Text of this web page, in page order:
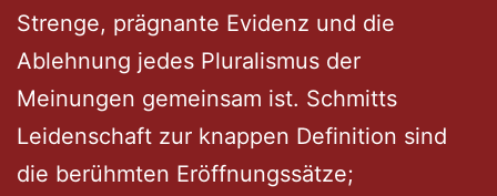
Strenge, prägnante Evidenz und die
Ablehnung jedes Pluralismus der
Meinungen gemeinsam ist. Schmitts
Leidenschaft zur knappen Definition sind
die berühmten Eröffnungssätze;